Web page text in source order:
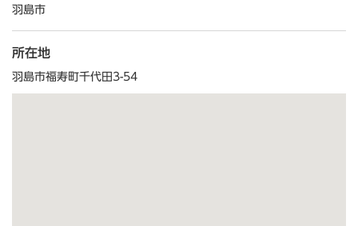
羽島市
所在地
羽島市福寿町千代田3-54